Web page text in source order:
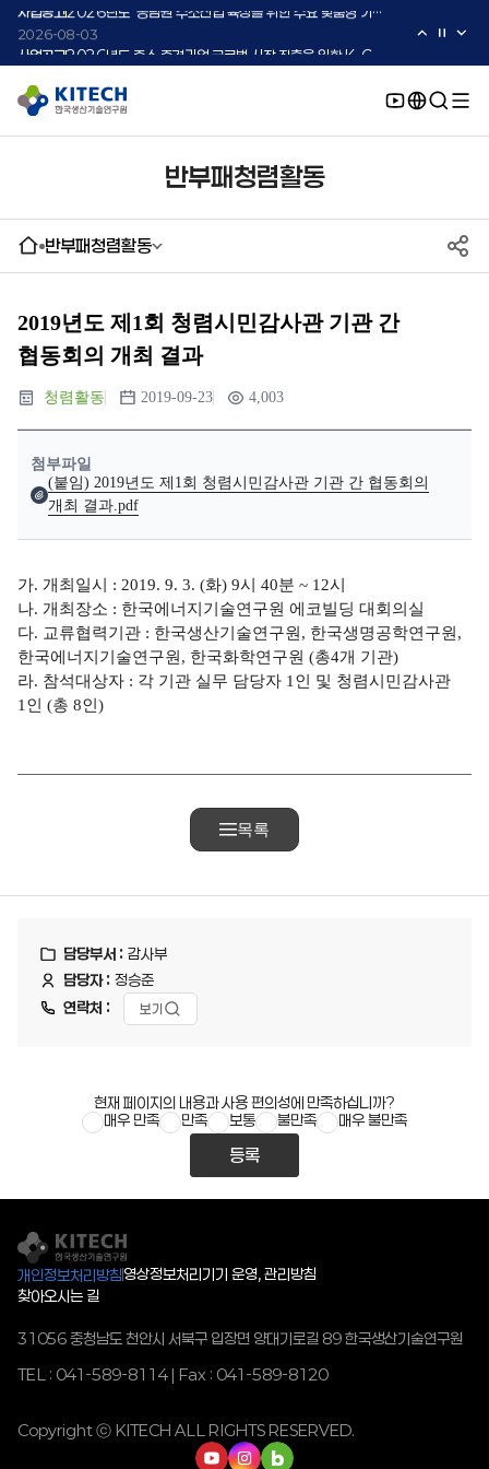
2026-08-03
사업공고
2026-08-03
반부패청렴활동
반부패청렴활동
2019년도 제1회 청렴시민감사관 기관 간
협동회의 개최 결과
청렴활동 2019-09-23 4,003
첨부파일
(붙임) 2019년도 제1회 청렴시민감사관 기관 간 협동회의
개최 결과.pdf
가. 개최일시 : 2019. 9. 3. (화) 9시 40분 ~ 12시
나. 개최장소 : 한국에너지기술연구원 에코빌딩 대회의실
다. 교류협력기관 : 한국생산기술연구원, 한국생명공학연구원,
한국에너지기술연구원, 한국화학연구원 (총4개 기관)
라. 참석대상자 : 각 기관 실무 담당자 1인 및 청렴시민감사관
1인 (총 8인)
목록
담당부서 : 감사부
담당자 : 정승준
연락처 :
보기
현재 페이지의 내용과 사용 편의성에 만족하십니까?
매우 만족
만족 보통 불만족 매우 불만족
등록
개인정보처리방침영상정보처리기기 운영, 관리방침
찾아오시는 길
31056 충청남도 천안시 서북구 입장면 양대기로길 89 한국생산기술연구원
TEL : 041-589-8114 | Fax : 041-589-8120
Copyright ⓒ KITECH ALL RIGHTS RESERVED.